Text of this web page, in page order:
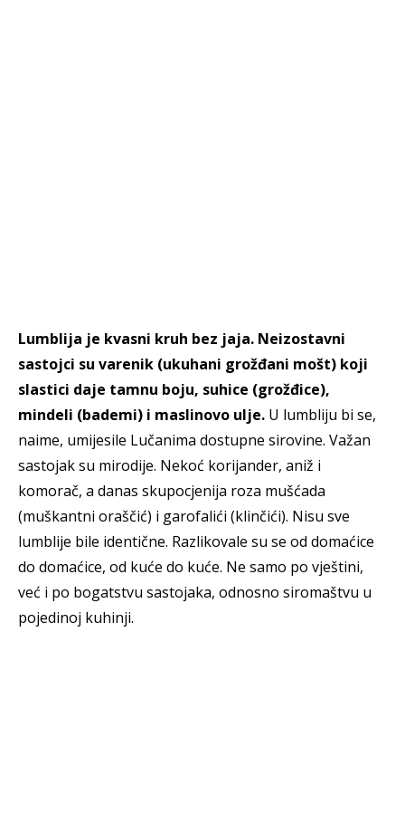
Lumblija je kvasni kruh bez jaja. Neizostavni
sastojci su varenik (ukuhani grožđani mošt) koji
slastici daje tamnu boju, suhice (grožđice),
mindeli (bademi) i maslinovo ulje. U lumbliju bi se,
naime, umijesile Lučanima dostupne sirovine. Važan
sastojak su mirodije. Nekoć korijander, aniž i
komorač, a danas skupocjenija roza mušćada
(muškantni oraščić) i garofalići (klinčići). Nisu sve
lumblije bile identične. Razlikovale su se od domaćice
do domaćice, od kuće do kuće. Ne samo po vještini,
već i po bogatstvu sastojaka, odnosno siromaštvu u
pojedinoj kuhinji.